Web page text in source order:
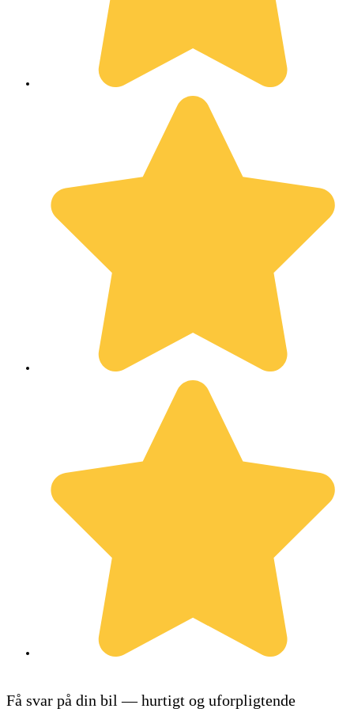
Få svar på din bil — hurtigt og uforpligtende